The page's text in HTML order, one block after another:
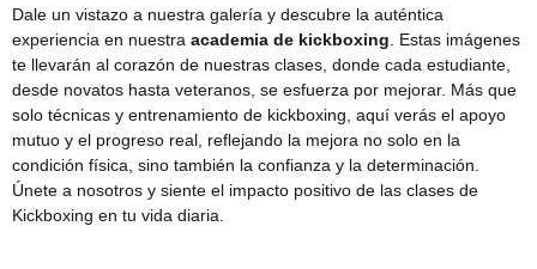
Dale un vistazo a nuestra galería y descubre la auténtica
experiencia en nuestra academia de kickboxing . Estas imágenes
te llevarán al corazón de nuestras clases, donde cada estudiante,
desde novatos hasta veteranos, se esfuerza por mejorar. Más que
solo técnicas y entrenamiento de kickboxing, aquí verás el apoyo
mutuo y el progreso real, reflejando la mejora no solo en la
condición física, sino también la confianza y la determinación.
Únete a nosotros y siente el impacto positivo de las clases de
Kickboxing en tu vida diaria.